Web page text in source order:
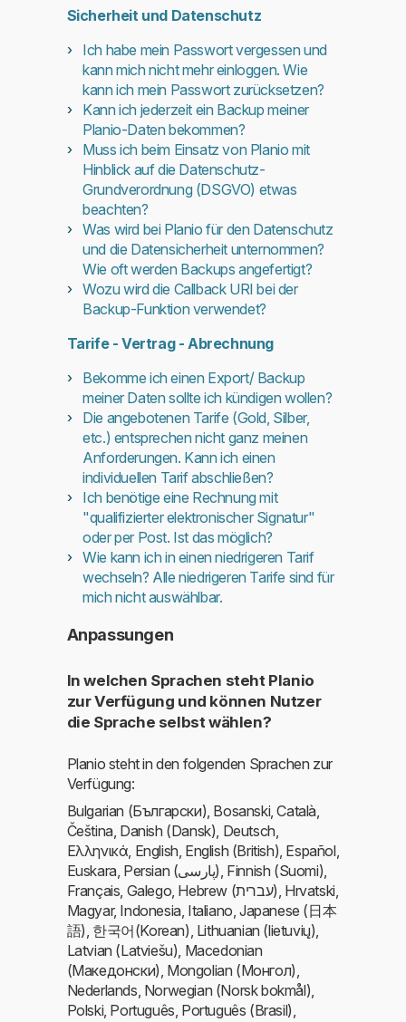
Sicherheit und Datenschutz
Ich habe mein Passwort vergessen und
kann mich nicht mehr einloggen. Wie
kann ich mein Passwort zurücksetzen?
Kann ich jederzeit ein Backup meiner
Planio-Daten bekommen?
Muss ich beim Einsatz von Planio mit
Hinblick auf die Datenschutz-
Grundverordnung (DSGVO) etwas
beachten?
Was wird bei Planio für den Datenschutz
und die Datensicherheit unternommen?
Wie oft werden Backups angefertigt?
Wozu wird die Callback URI bei der
Backup-Funktion verwendet?
Tarife - Vertrag - Abrechnung
Bekomme ich einen Export/ Backup
meiner Daten sollte ich kündigen wollen?
Die angebotenen Tarife (Gold, Silber,
etc.) entsprechen nicht ganz meinen
Anforderungen. Kann ich einen
individuellen Tarif abschließen?
Ich benötige eine Rechnung mit
"qualifizierter elektronischer Signatur"
oder per Post. Ist das möglich?
Wie kann ich in einen niedrigeren Tarif
wechseln? Alle niedrigeren Tarife sind für
mich nicht auswählbar.
Anpassungen
In welchen Sprachen steht Planio
zur Verfügung und können Nutzer
die Sprache selbst wählen?
Planio steht in den folgenden Sprachen zur
Verfügung:
Bulgarian (Български), Bosanski, Català,
Čeština, Danish (Dansk), Deutsch,
Ελληνικά, English, English (British), Español,
Euskara, Persian (پارسی), Finnish (Suomi),
Français, Galego, Hebrew (עברית), Hrvatski,
Magyar, Indonesia, Italiano, Japanese (日本
語), 한국어(Korean), Lithuanian (lietuvių),
Latvian (Latviešu), Macedonian
(Македонски), Mongolian (Монгол),
Nederlands, Norwegian (Norsk bokmål),
Polski, Português, Português (Brasil),